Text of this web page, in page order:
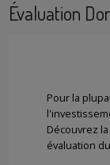
Évaluation
Pour la
Découvrez
évaluation